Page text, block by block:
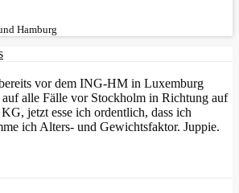
Hamburg
vor dem ING-HM in Luxemburg
alle Fälle vor Stockholm in Richtung auf
jetzt esse ich ordentlich, dass ich
ich Alters- und Gewichtsfaktor. Juppie.